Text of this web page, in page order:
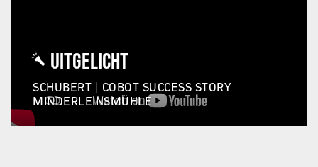
UITGELICHT
SCHUBERT | COBOT SUCCESS STORY
MINDERLEINSMÜHLE